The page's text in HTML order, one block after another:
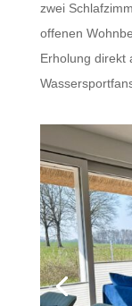
zwei
offenen
Erholung direkt